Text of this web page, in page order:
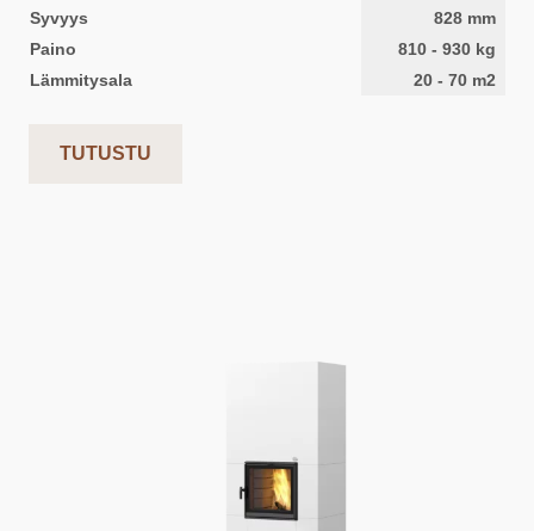
Syvyys
828 mm
Paino
810 - 930 kg
Lämmitysala
20 - 70 m2
TUTUSTU